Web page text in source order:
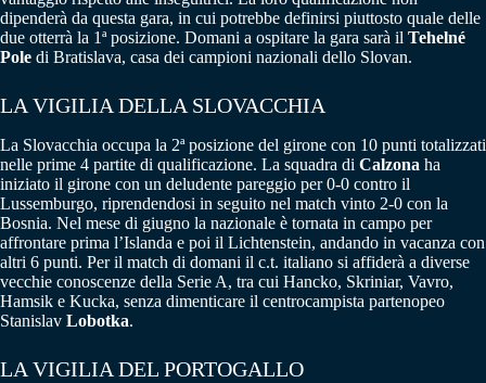
dipenderà da questa gara, in cui potrebbe definirsi piuttosto quale delle
due otterrà la 1ª posizione. Domani a ospitare la gara sarà il Tehelné
Pole di Bratislava, casa dei campioni nazionali dello Slovan.
LA VIGILIA DELLA SLOVACCHIA
La Slovacchia occupa la 2ª posizione del girone con 10 punti totalizzati
nelle prime 4 partite di qualificazione. La squadra di Calzona ha
iniziato il girone con un deludente pareggio per 0-0 contro il
Lussemburgo, riprendendosi in seguito nel match vinto 2-0 con la
Bosnia. Nel mese di giugno la nazionale è tornata in campo per
affrontare prima l’Islanda e poi il Lichtenstein, andando in vacanza con
altri 6 punti. Per il match di domani il c.t. italiano si affiderà a diverse
vecchie conoscenze della Serie A, tra cui Hancko, Skriniar, Vavro,
Hamsik e Kucka, senza dimenticare il centrocampista partenopeo
Stanislav Lobotka.
LA VIGILIA DEL PORTOGALLO